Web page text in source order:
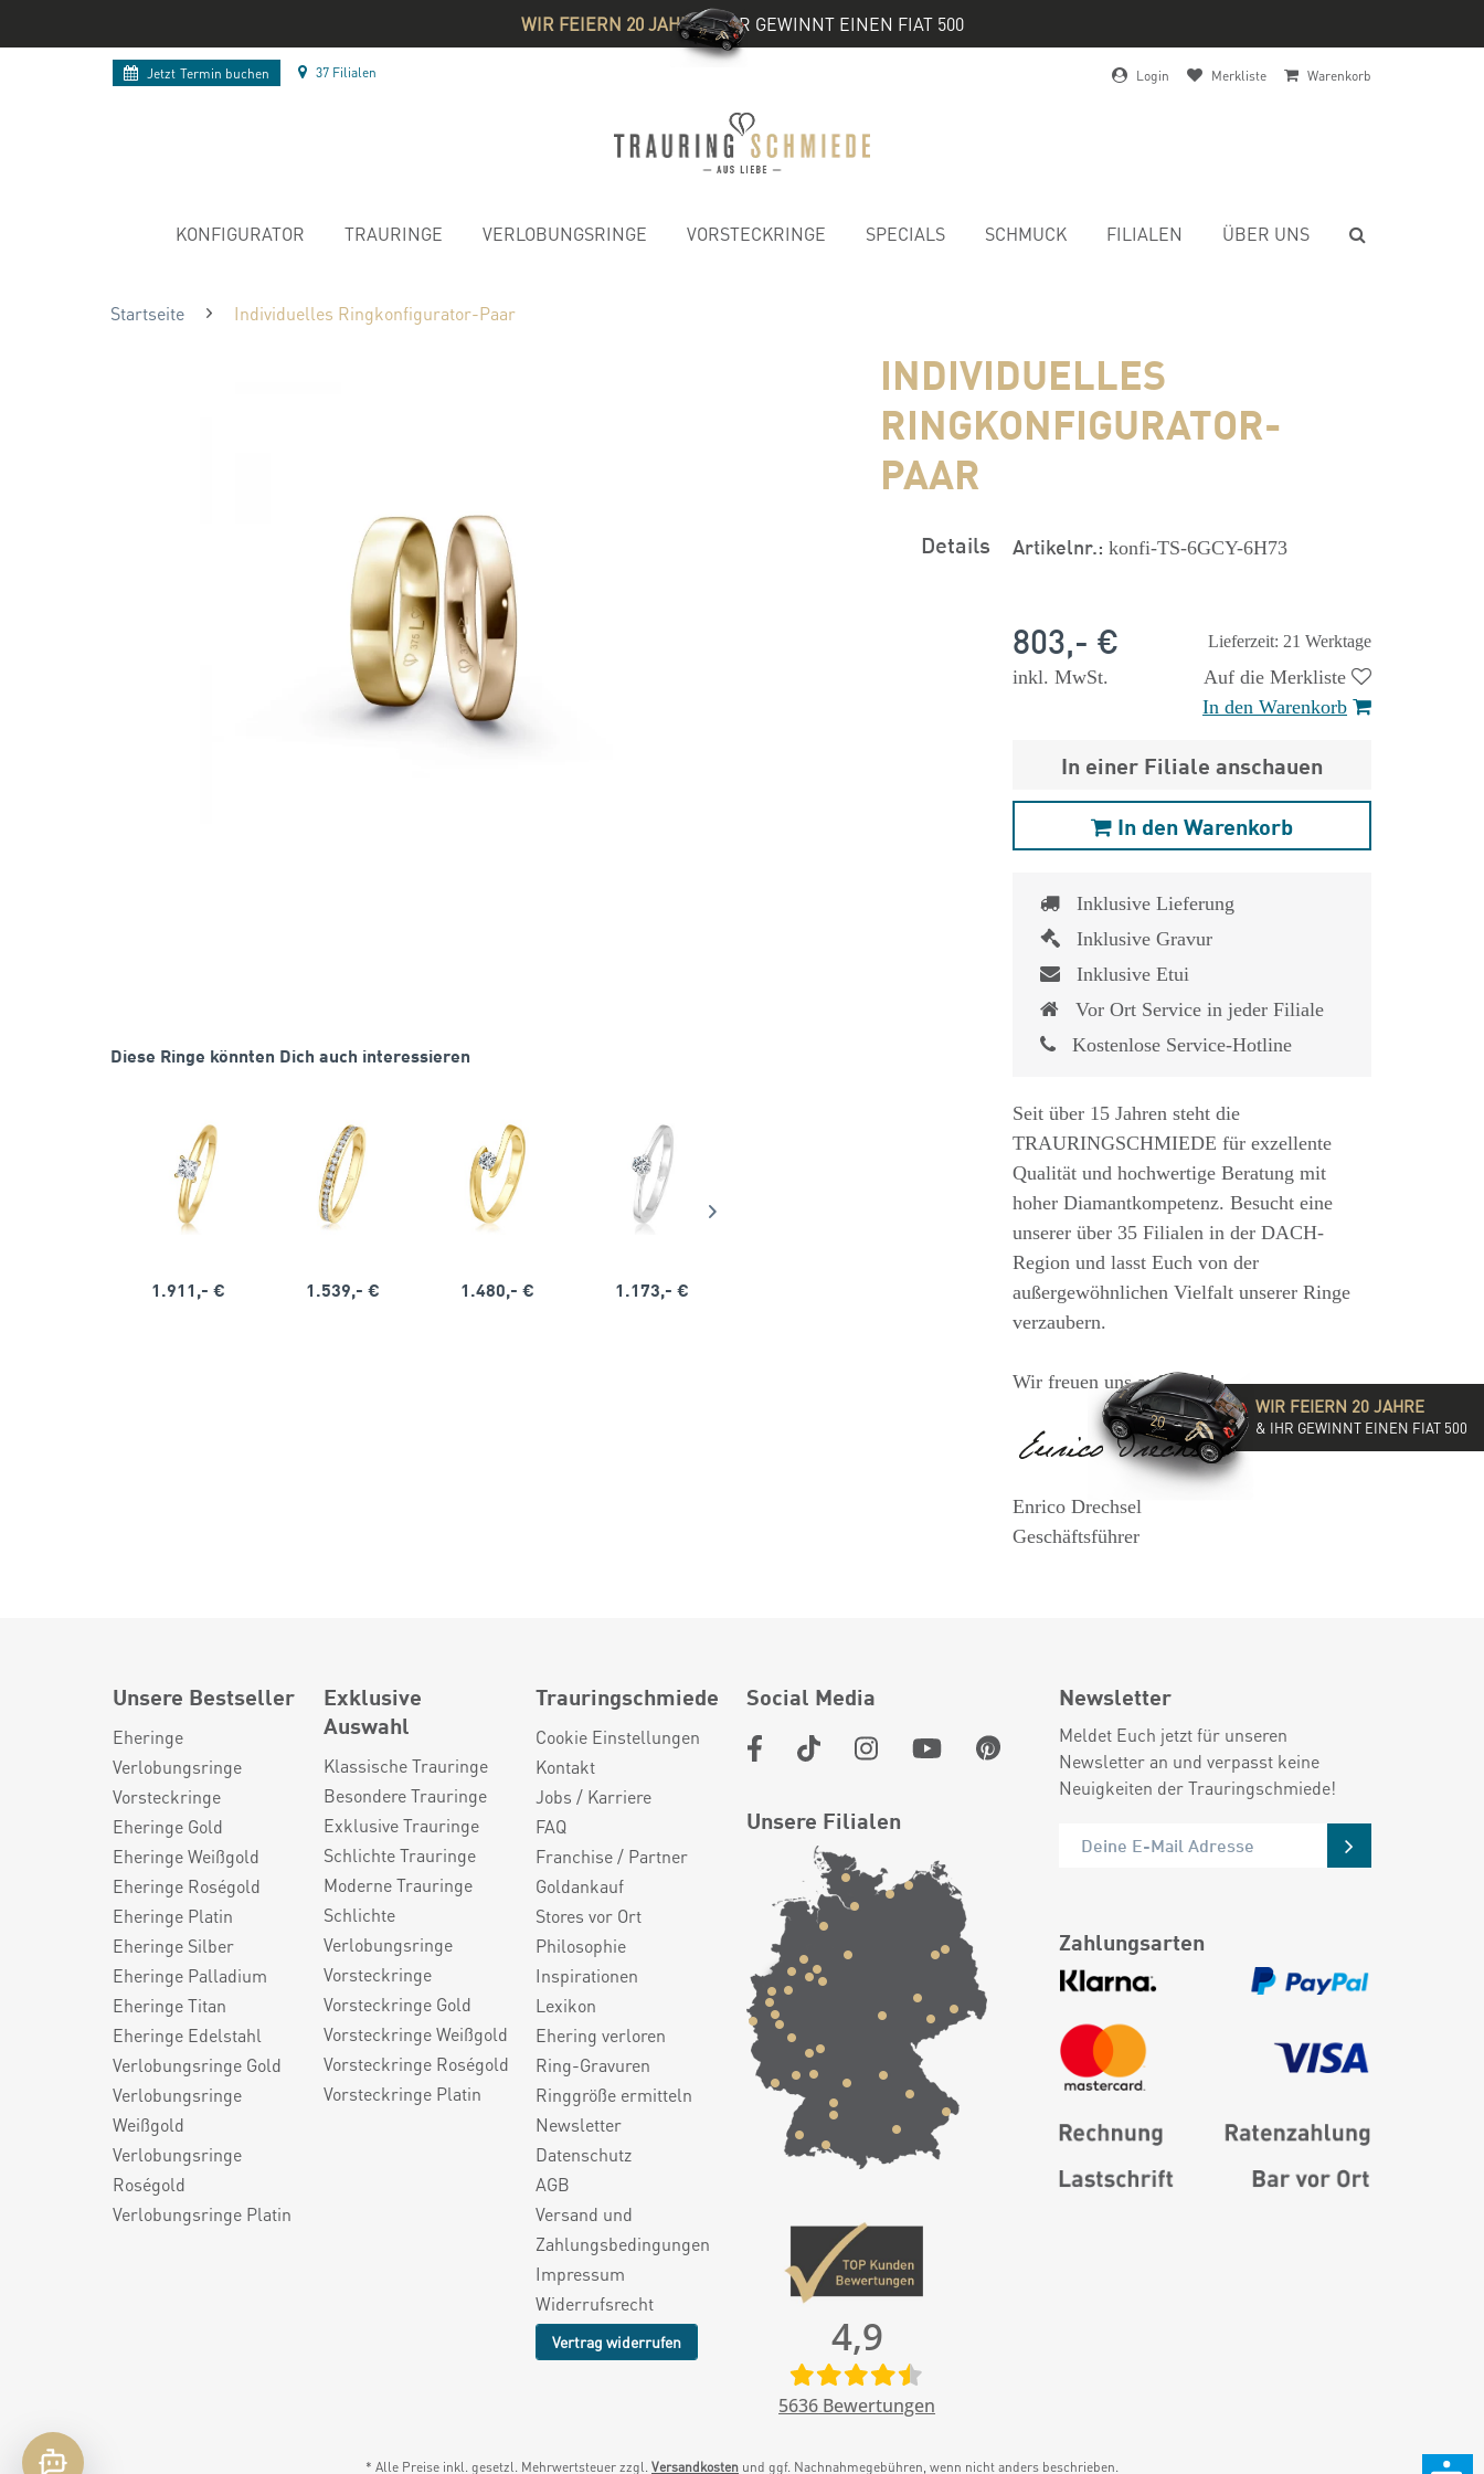
WIR FEIERN 20 JAHRE& IHR GEWINNT EINEN FIAT 500
Jetzt Termin buchen 37 Filialen Login Merkliste Warenkorb
KONFIGURATOR TRAURINGE VERLOBUNGSRINGE VORSTECKRINGE SPECIALS SCHMUCK FILIALEN ÜBER UNS
Startseite Individuelles Ringkonfigurator-Paar
INDIVIDUELLES
RINGKONFIGURATOR-
PAAR
Diese Ringe könnten Dich auch interessieren
1.911,- € 1.539,- € 1.480,- € 1.173,- € 1.825,- €
Details Artikelnr.: konfi-TS-6GCY-6H73
Lieferzeit: 21 Werktage
803,- €
inkl. MwSt.
Auf die Merkliste
In den Warenkorb
In einer Filiale anschauen
In den Warenkorb
Inklusive Lieferung
Inklusive Gravur
Inklusive Etui
Vor Ort Service in jeder Filiale
Kostenlose Service-Hotline
Seit über 15 Jahren steht die
TRAURINGSCHMIEDE für exzellente
Qualität und hochwertige Beratung mit
hoher Diamantkompetenz. Besucht eine
unserer über 35 Filialen in der DACH-
Region und lasst Euch von der
außergewöhnlichen Vielfalt unserer Ringe
verzaubern.
Wir freuen uns auf Euch!
Enrico Drechsel
Geschäftsführer
Unsere Bestseller
Eheringe
Verlobungsringe
Vorsteckringe
Eheringe Gold
Eheringe Weißgold
Eheringe Roségold
Eheringe Platin
Eheringe Silber
Eheringe Palladium
Eheringe Titan
Eheringe Edelstahl
Verlobungsringe Gold
Verlobungsringe
Weißgold
Verlobungsringe
Roségold
Verlobungsringe Platin
Exklusive
Auswahl
Klassische Trauringe
Besondere Trauringe
Exklusive Trauringe
Schlichte Trauringe
Moderne Trauringe
Schlichte
Verlobungsringe
Vorsteckringe
Vorsteckringe Gold
Vorsteckringe Weißgold
Vorsteckringe Roségold
Vorsteckringe Platin
Trauringschmiede
Cookie Einstellungen
Kontakt
Jobs / Karriere
FAQ
Franchise / Partner
Goldankauf
Stores vor Ort
Philosophie
Inspirationen
Lexikon
Ehering verloren
Ring-Gravuren
Ringgröße ermitteln
Newsletter
Datenschutz
AGB
Versand und
Zahlungsbedingungen
Impressum
Widerrufsrecht
Vertrag widerrufen
Social Media
Unsere Filialen
4,9
5636 Bewertungen
Newsletter
Meldet Euch jetzt für unseren
Newsletter an und verpasst keine
Neuigkeiten der Trauringschmiede!
Zahlungsarten
* Alle Preise inkl. gesetzl. Mehrwertsteuer zzgl. Versandkosten und ggf. Nachnahmegebühren, wenn nicht anders beschrieben.
WIR FEIERN 20 JAHRE
& IHR GEWINNT EINEN FIAT 500